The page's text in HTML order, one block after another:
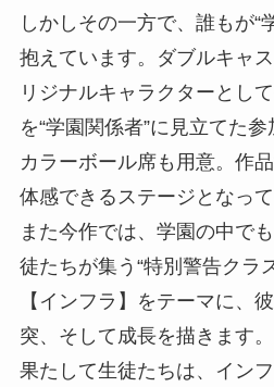
しかしその一方で、誰もが“
抱えています。ダブルキャ
リジナルキャラクターとし
を“学園関係者”に見立てた
カラーボール席も用意。作
体感できるステージとなって
また今作では、学園の中で
徒たちが集う“特別警告クラ
【インフラ】をテーマに、
突、そして成長を描きます。
果たして生徒たちは、イン